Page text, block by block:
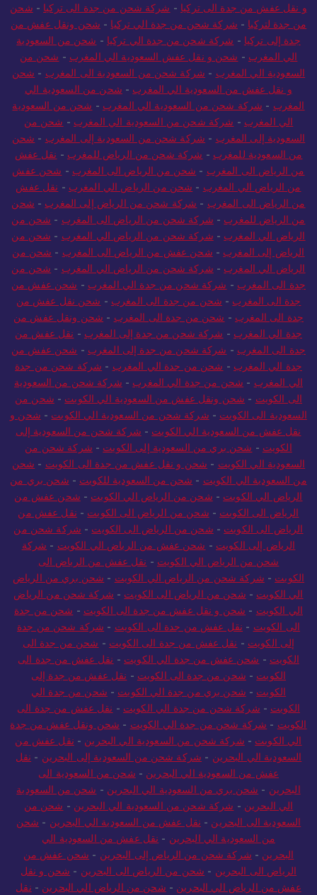
و نقل عفش من جدة الى تركيا - شركة شحن من جدة الى تركيا - شحن
من جدة لتركيا - شركة شحن من جدة الي تركيا - شحن ونقل عفش من
جدة إلى تركيا - شركة شحن من جدة الي تركيا - شحن من السعودية
الي المغرب - شحن و نقل عفش السعودية الي المغرب - شحن من
السعودية الي المغرب - شركة شحن من السعودية الى المغرب - شحن
و نقل عفش من السعودية الي المغرب - شحن من السعودية الي
المغرب - شركة شحن من السعودية الي المغرب - شحن من السعودية
الي المغرب - شركة شحن من السعودية الي المغرب - شحن من
السعودية إلى المغرب - شركة شحن من السعودية إلى المغرب - شحن
من السعودية للمغرب - شركة شحن من الرياض للمغرب - نقل عفش
من الرياض الى المغرب - شحن من الرياض الى المغرب - شحن عفش
من الرياض الي المغرب - شحن من الرياض الي المغرب - نقل عفش
من الرياض الى المغرب - شركة شحن من الرياض إلى المغرب - شحن
من الرياض للمغرب - شركة شحن من الرياض الى المغرب - شحن من
الرياض الي المغرب - شركة شحن من الرياض الي المغرب - شحن من
الرياض إلى المغرب - شحن عفش من الرياض الى المغرب - شحن من
الرياض الي المغرب - شركة شحن من الرياض الي المغرب - شحن من
جدة الى المغرب - شركة شحن من جدة الي المغرب - شحن عفش من
جدة الى المغرب - شحن من جدة الى المغرب - شحن نقل عفش من
جدة الى المغرب - شحن من جدة الى المغرب - شحن ونقل عفش من
جدة الي المغرب - شركة شحن من جدة إلى المغرب - نقل عفش من
جدة الى المغرب - شركة شحن من جدة إلى المغرب - شحن عفش من
جدة الي المغرب - شحن من جدة الي المغرب - شركة شحن من جدة
الي المغرب - شحن من جدة الي المغرب - شركة شحن من السعودية
الى الكويت - شحن ونقل عفش من السعودية الي الكويت - شحن من
السعودية الى الكويت - شركة شحن من السعودية الي الكويت - شحن و
نقل عفش من السعودية الي الكويت - شركة شحن من السعودية إلى
الكويت - شحن بري من السعودية إلى الكويت - شركة شحن من
السعودية الي الكويت - شحن و نقل عفش من جدة الى الكويت - شحن
من السعودية الي الكويت - شحن من السعودية للكويت - شحن بري من
الرياض الي الكويت - شحن من الرياض الي الكويت - شحن عفش من
الرياض الى الكويت - شحن من الرياض الى الكويت - نقل عفش من
الرياض الى الكويت - شحن من الرياض الى الكويت - شركة شحن من
الرياض إلى الكويت - شحن عفش من الرياض الي الكويت - شركة
شحن من الرياض الي الكويت - نقل عفش من الرياض الى
الكويت - شركة شحن من الرياض الي الكويت - شحن بري من الرياض
الي الكويت - شحن من الرياض الى الكويت - شركة شحن من الرياض
الي الكويت - شحن و نقل عفش من جدة الى الكويت - شحن من جدة
الى الكويت - نقل عفش من جدة الى الكويت - شركة شحن من جدة
إلى الكويت - نقل عفش من جدة الى الكويت - شحن من جدة الى
الكويت - شحن عفش من جدة الي الكويت - نقل عفش من جدة الى
الكويت - شحن من جدة الى الكويت - نقل عفش من جدة إلى
الكويت - شحن بري من جدة الي الكويت - شحن من جدة الي
الكويت - شركة شحن من جدة الي الكويت - نقل عفش من جدة الى
الكويت - شركة شحن من جدة الي الكويت - شحن ونقل عفش من جدة
الي الكويت - شركة شحن من السعودية الي البحرين - نقل عفش من
السعودية الي البحرين - شركة شحن من السعودية إلى البحرين - نقل
عفش من السعودية الي البحرين - شحن من السعودية الى
البحرين - شحن بري من السعودية الي البحرين - شحن من السعودية
الي البحرين - شركة شحن من السعودية الي البحرين - شحن من
السعودية الى البحرين - نقل عفش من السعودية الي البحرين - شحن
من السعودية الي البحرين - نقل عفش من السعودية الي
البحرين - شركة شحن من الرياض إلى البحرين - شحن عفش من
الرياض الى البحرين - شحن من الرياض الى البحرين - شحن و نقل
عفش من الرياض الي البحرين - شحن من الرياض الي البحرين - نقل